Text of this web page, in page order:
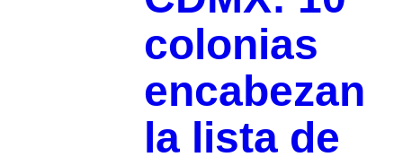
colonias
encabezan
la lista de